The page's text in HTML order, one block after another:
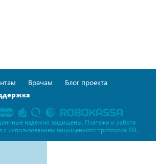
Врачам
Блог проекта
надежно защищены. Платежи и работа
c использованием защищенного протокола SSL.